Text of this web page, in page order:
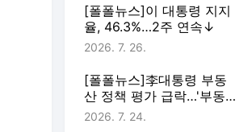
[폴폴뉴스]이 대통령 지지
율, 46.3%…2주 연속↓
2026. 7. 26.
[폴폴뉴스]李대통령 부동
산 정책 평가 급락…'부동산
정책 잘한다' 3월 51%→ 7
2026. 7. 24.